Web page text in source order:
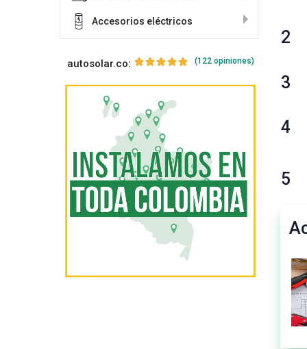
Accesorios eléctricos
autosolar.co: (122 opiniones)
2
3
4
5